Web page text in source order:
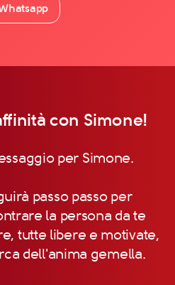
con Simone!
per Simone.
passo passo per
la persona da te
tutte libere e motivate,
dell'anima gemella.